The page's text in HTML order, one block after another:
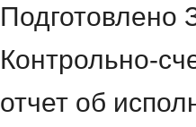
Подготовлено
Контрольно-
отчет об